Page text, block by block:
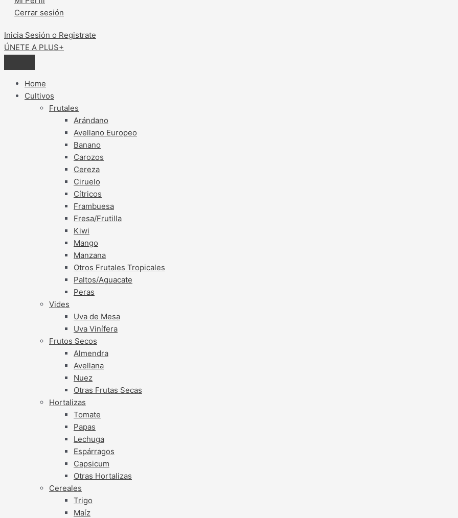
Cerrar sesión
Inicia Sesión o Registrate
ÚNETE A PLUS+
Home
Cultivos
Frutales
Arándano
Avellano Europeo
Banano
Carozos
Cereza
Ciruelo
Cítricos
Frambuesa
Fresa/Frutilla
Kiwi
Mango
Manzana
Otros Frutales Tropicales
Paltos/Aguacate
Peras
Vides
Uva de Mesa
Uva Vinífera
Frutos Secos
Almendra
Avellana
Nuez
Otras Frutas Secas
Hortalizas
Tomate
Papas
Lechuga
Espárragos
Capsicum
Otras Hortalizas
Cereales
Trigo
Maíz